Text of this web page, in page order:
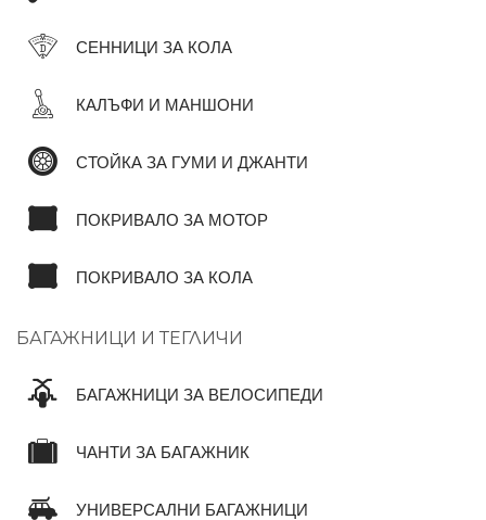
СЕННИЦИ ЗА КОЛА
КАЛЪФИ И МАНШОНИ
СТОЙКА ЗА ГУМИ И ДЖАНТИ
ПОКРИВАЛО ЗА МОТОР
ПОКРИВАЛО ЗА КОЛА
БАГАЖНИЦИ И ТЕГЛИЧИ
БАГАЖНИЦИ ЗА ВЕЛОСИПЕДИ
ЧАНТИ ЗА БАГАЖНИК
УНИВЕРСАЛНИ БАГАЖНИЦИ